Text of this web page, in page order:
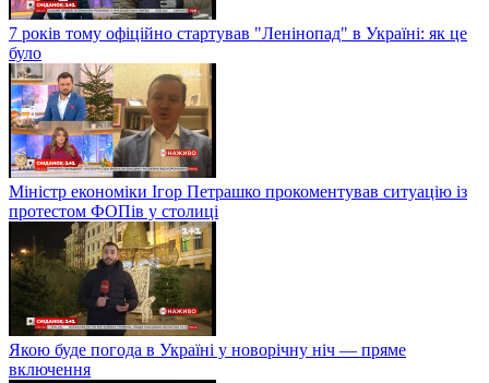
7 років тому офіційно стартував "Ленінопад" в Україні: як це
було
Міністр економіки Ігор Петрашко прокоментував ситуацію із
протестом ФОПів у столиці
Якою буде погода в Україні у новорічну ніч — пряме
включення